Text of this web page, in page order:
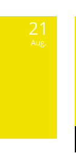
21
Aug.